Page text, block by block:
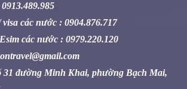
các nước : 0904.876.717
các nước : 0979.220.120
31 đường Minh Khai, phường Bạch Mai,